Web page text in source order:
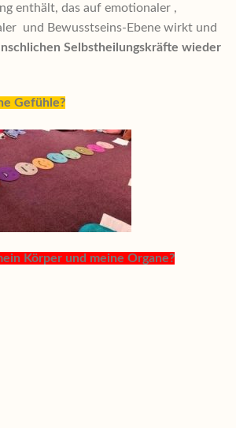
enthält, das auf emotionaler ,
und Bewusstseins-Ebene wirkt und
Selbstheilungskräfte wieder
Gefühle?
Körper und meine Organe?